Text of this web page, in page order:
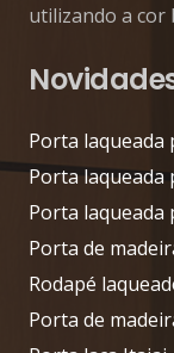
utilizando a cor
Porta laqueada
Porta laqueada
Porta laqueada
Porta de
Rodapé
Porta de